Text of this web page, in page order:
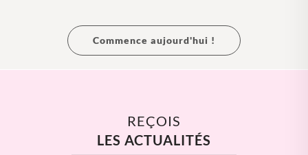
Commence aujourd'hui !
REÇOIS
LES ACTUALITÉS